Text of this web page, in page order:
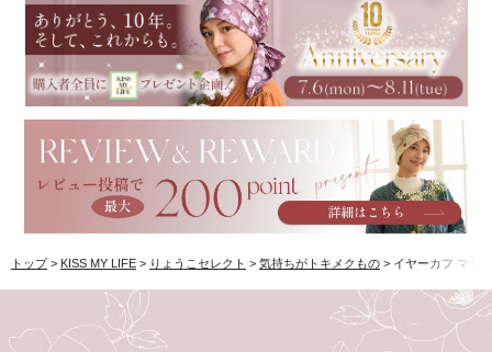
トップ KISS MY LIFE りょうこセレクト 気持ちがトキメクもの イヤーカフ マリ